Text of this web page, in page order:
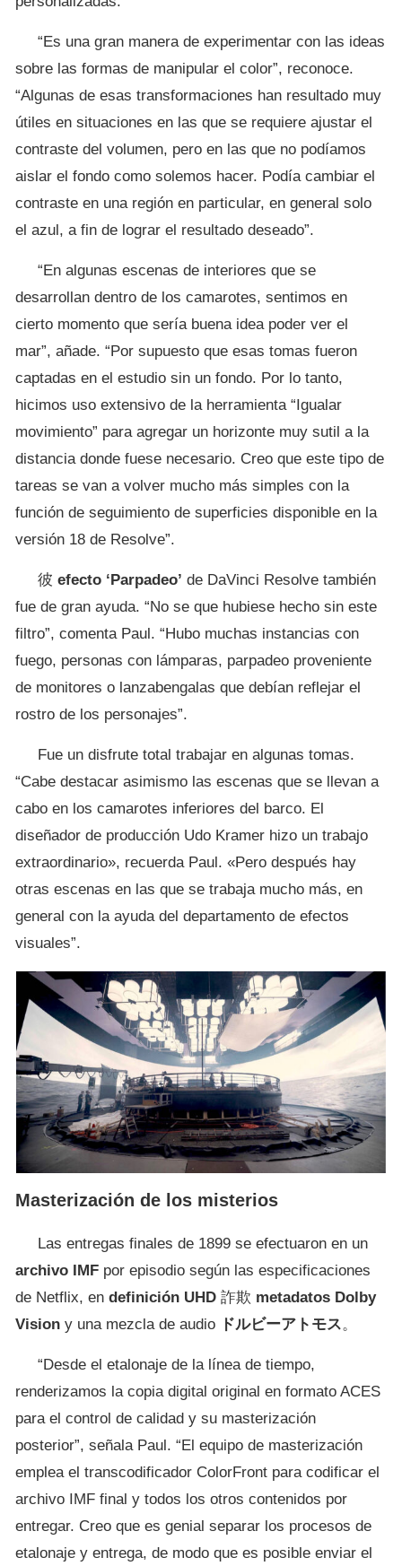
“Es una gran manera de experimentar con las ideas
sobre las formas de manipular el color”, reconoce.
“Algunas de esas transformaciones han resultado muy
útiles en situaciones en las que se requiere ajustar el
contraste del volumen, pero en las que no podíamos
aislar el fondo como solemos hacer. Podía cambiar el
contraste en una región en particular, en general solo
el azul, a fin de lograr el resultado deseado”.
“En algunas escenas de interiores que se
desarrollan dentro de los camarotes, sentimos en
cierto momento que sería buena idea poder ver el
mar”, añade. “Por supuesto que esas tomas fueron
captadas en el estudio sin un fondo. Por lo tanto,
hicimos uso extensivo de la herramienta “Igualar
movimiento” para agregar un horizonte muy sutil a la
distancia donde fuese necesario. Creo que este tipo de
tareas se van a volver mucho más simples con la
función de seguimiento de superficies disponible en la
versión 18 de Resolve”.
彼 efecto ‘Parpadeo’ de DaVinci Resolve también
fue de gran ayuda. “No se que hubiese hecho sin este
filtro”, comenta Paul. “Hubo muchas instancias con
fuego, personas con lámparas, parpadeo proveniente
de monitores o lanzabengalas que debían reflejar el
rostro de los personajes”.
Fue un disfrute total trabajar en algunas tomas.
“Cabe destacar asimismo las escenas que se llevan a
cabo en los camarotes inferiores del barco. El
diseñador de producción Udo Kramer hizo un trabajo
extraordinario», recuerda Paul. «Pero después hay
otras escenas en las que se trabaja mucho más, en
general con la ayuda del departamento de efectos
visuales”.
Masterización de los misterios
Las entregas finales de 1899 se efectuaron en un
archivo IMF por episodio según las especificaciones
de Netflix, en definición UHD 詐欺 metadatos Dolby
Vision y una mezcla de audio ドルビーアトモス。
“Desde el etalonaje de la línea de tiempo,
renderizamos la copia digital original en formato ACES
para el control de calidad y su masterización
posterior”, señala Paul. “El equipo de masterización
emplea el transcodificador ColorFront para codificar el
archivo IMF final y todos los otros contenidos por
entregar. Creo que es genial separar los procesos de
etalonaje y entrega, de modo que es posible enviar el